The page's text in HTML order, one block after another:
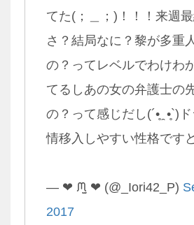
てた(；＿；)！！！来週
さ？結局なに？黎が多重
の？ってレベルでわけわ
てるしあの女の弁護士の
の？って感じだし(´•̥ ̯ •̥`)
情移入しやすい性格です
— ❤︎ ᙏ̤̫ ❤︎ (@_Iori42_P)
2017